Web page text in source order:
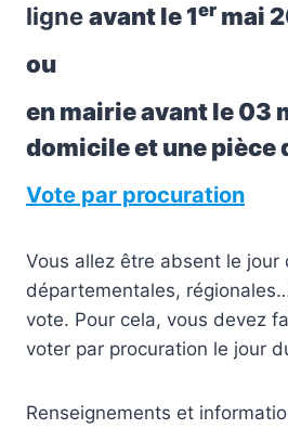
ligneavant le 1er mai
ou
en mairie avant le 03
domicile et une pièce
Vote par procuration
Vous allez être absent le
départementales,
vote. Pour cela, vous devez
voter par procuration le jour
Renseignements et